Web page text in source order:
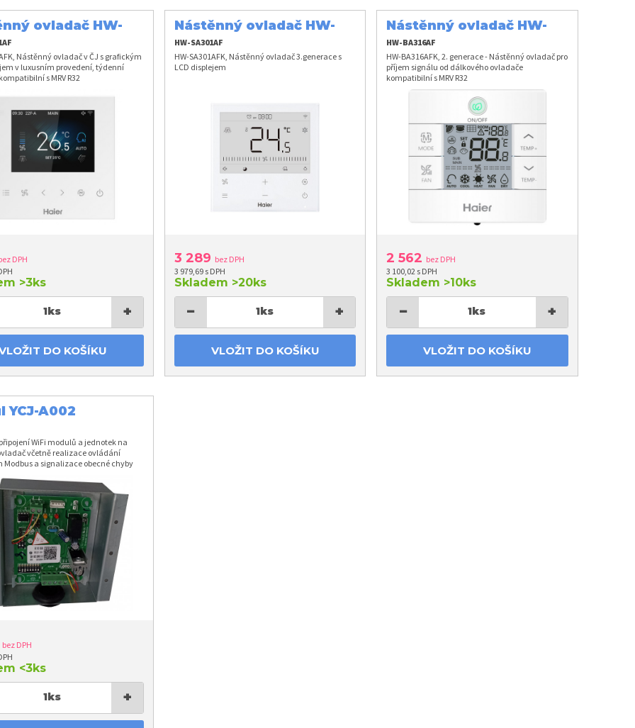
ovladač HW-
Nástěnný ovladač v ČJ s grafickým
v luxusním provedení, týdenní
s MRV R32
DPH
>3ks
1ks +
DO KOŠÍKU
Nástěnný ovladač HW-
SA301AFK
HW-SA301AF
HW-SA301AFK, Nástěnný ovladač 3.generace s
LCD displejem
3 289 bez DPH
3 979,69 s DPH
Skladem >20ks
− 1ks +
VLOŽIT DO KOŠÍKU
Nástěnný ovladač HW-
BA316AFK
HW-BA316AF
HW-BA316AFK, 2. generace - Nástěnný ovladač pro
příjem signálu od dálkového ovladače
kompatibilní s MRV R32
2 562 bez DPH
3 100,02 s DPH
Skladem >10ks
− 1ks +
VLOŽIT DO KOŠÍKU
YCJ-A002
WiFi modulů a jednotek na
včetně realizace ovládání
Modbus a signalizace obecné chyby
bez DPH
<3ks
1ks +